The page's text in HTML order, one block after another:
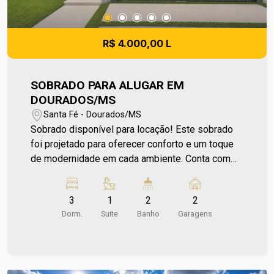
informada é aproximada e pode apresentar
pequenas variações.
R$ 4.000,00 L
SOBRADO PARA ALUGAR EM
DOURADOS/MS
Santa Fé - Dourados/MS
Sobrado disponível para locação! Este sobrado
foi projetado para oferecer conforto e um toque
de modernidade em cada ambiente. Conta com
funcionalidade ao espaço, 3 dormitórios no piso
superior sendo 1 suíte, além de um banheiro
social. A área de serviço oferece praticidade para
3
Dorm.
1
Suite
2
Banho
2
Garagens